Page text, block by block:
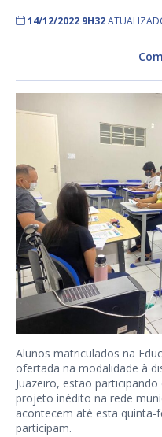
14/12/2022 9H32
Alunos matriculados na
ofertada na modalidade à
Juazeiro, estão
projeto inédito na rede
acontecem até esta quinta-
participam.